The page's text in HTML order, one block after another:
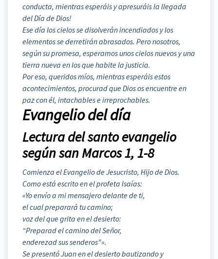
conducta, mientras esperáis y apresuráis la llegada
del Día de Dios!
Ese día los cielos se disolverán incendiados y los
elementos se derretirán abrasados. Pero nosotros,
según su promesa, esperamos unos cielos nuevos y una
tierra nueva en los que habite la justicia.
Por eso, queridos míos, mientras esperáis estos
acontecimientos, procurad que Dios os encuentre en
paz con él, intachables e irreprochables.
Evangelio del día
Lectura del santo evangelio
según san Marcos 1, 1-8
Comienza el Evangelio de Jesucristo, Hijo de Dios.
Como está escrito en el profeta Isaías:
«Yo envío a mi mensajero delante de ti,
el cual preparará tu camino;
voz del que grita en el desierto:
“Preparad el camino del Señor,
enderezad sus senderos”».
Se presentó Juan en el desierto bautizando y